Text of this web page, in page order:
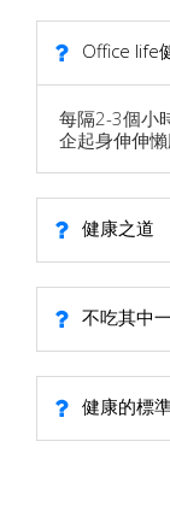
Office life
每隔2-3個小
企起身伸伸懶
健康之道
不吃其中
健康的標